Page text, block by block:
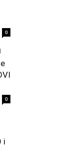
0
0
i